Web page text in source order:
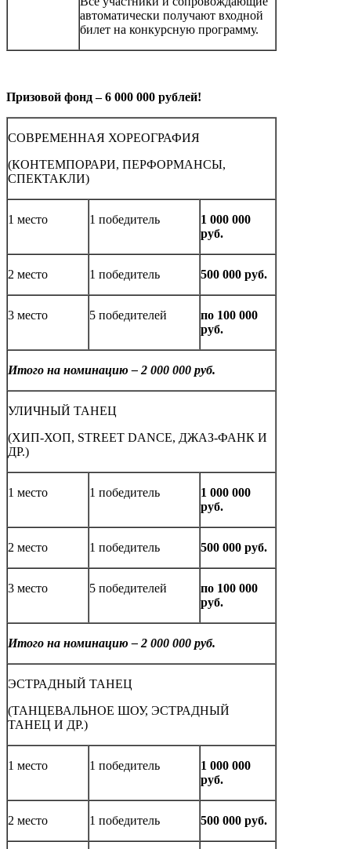
автоматически получают входной
билет на конкурсную программу.
Призовой фонд – 6 000 000 рублей!
СОВРЕМЕННАЯ ХОРЕОГРАФИЯ
(КОНТЕМПОРАРИ, ПЕРФОРМАНСЫ,
СПЕКТАКЛИ)
1 место 1 победитель
1 000 000
руб.
2 место 1 победитель 500 000 руб.
3 место 5 победителей
по 100 000
руб.
Итого на номинацию – 2 000 000 руб.
УЛИЧНЫЙ ТАНЕЦ
(ХИП-ХОП, STREET DANCE, ДЖАЗ-ФАНК И
ДР.)
1 место 1 победитель
1 000 000
руб.
2 место 1 победитель 500 000 руб.
3 место 5 победителей
по 100 000
руб.
Итого на номинацию – 2 000 000 руб.
ЭСТРАДНЫЙ ТАНЕЦ
(ТАНЦЕВАЛЬНОЕ ШОУ, ЭСТРАДНЫЙ
ТАНЕЦ И ДР.)
1 место 1 победитель
1 000 000
руб.
2 место 1 победитель 500 000 руб.